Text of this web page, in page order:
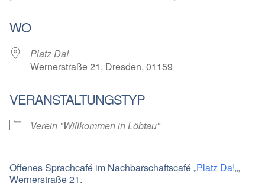
WO
Platz Da!
Wernerstraße 21, Dresden, 01159
VERANSTALTUNGSTYP
Verein "Willkommen in Löbtau"
Offenes Sprachcafé im Nachbarschaftscafé „Platz Da!„,
Wernerstraße 21.